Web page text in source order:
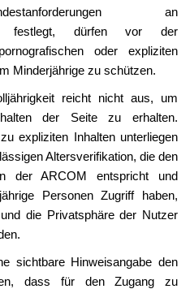
an
festlegt, dürfen vor der
oder expliziten
Minderjährige zu schützen.
reicht nicht aus, um
der Seite zu erhalten.
expliziten Inhalten unterliegen
Altersverifikation, die den
der ARCOM entspricht und
Personen Zugriff haben,
die Privatsphäre der Nutzer
sichtbare Hinweisangabe den
dass für den Zugang zu